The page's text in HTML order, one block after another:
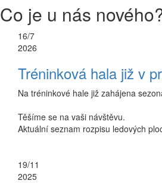
Co je u nás
16/7
2026
Tréninková hala již v
Na tréninkové hale již zahájena
Těšíme se na vaši návštěvu.
Aktuální seznam rozpisu ledových
19/11
2025